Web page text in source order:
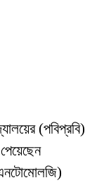
(পবিপ্রবি)